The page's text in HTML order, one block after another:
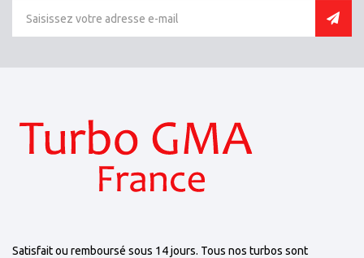
Satisfait ou remboursé sous 14 jours. Tous nos turbos sont